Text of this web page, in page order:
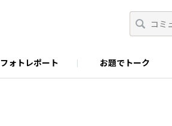
フォトレポート お題でトーク